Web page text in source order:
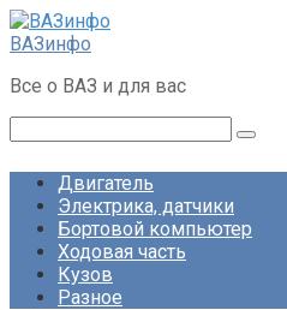
Перейти
к
ВАЗинфо
Все о ВАЗ и для вас
Двигатель
Электрика, датчики
Бортовой компьютер
Ходовая часть
Кузов
Разное